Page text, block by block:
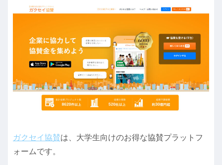
ガクセイ協賛は、大学生向けのお得な協賛プラットフ
ォームです。